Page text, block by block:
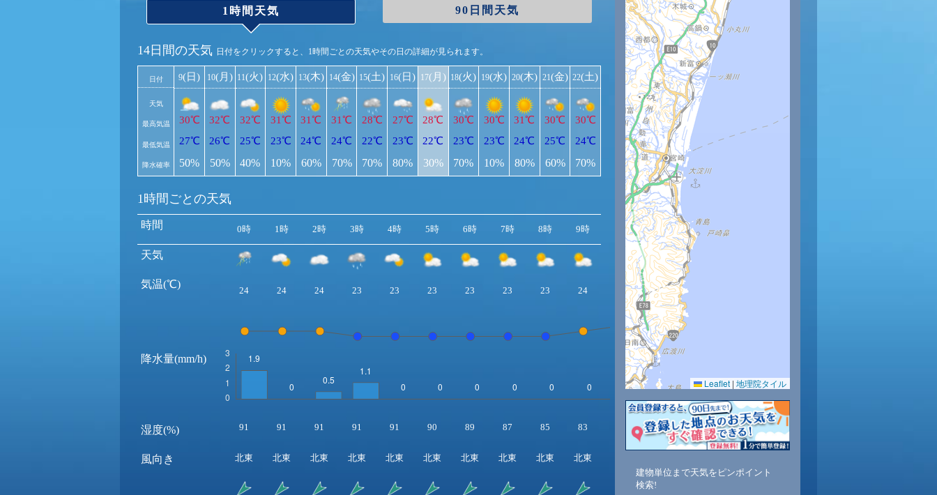
1時間天気 90日間天気
14日間の天気 日付をクリックすると、1時間ごとの天気やその日の詳細が見られます。
日付
天気
最高気温
最低気温
降水確率
9(日)
30℃
27℃
50%
10(月)
32℃
26℃
50%
11(火)
32℃
25℃
40%
12(水)
31℃
23℃
10%
13(木)
31℃
24℃
60%
14(金)
31℃
24℃
70%
15(土)
28℃
22℃
70%
16(日)
27℃
23℃
80%
17(月)
28℃
22℃
30%
18(火)
30℃
23℃
70%
19(水)
30℃
23℃
10%
20(木)
31℃
24℃
80%
21(金)
30℃
25℃
60%
22(土)
30℃
24℃
70%
1時間ごとの天気
時間
天気
気温(℃)
降水量(mm/h)
湿度(%)
風向き
0時 1時 2時 3時 4時 5時 6時 7時 8時 9時 10時 11時 12時 13時
24 24 24 23 23 23 23 23 23 24 26
91 91 91 91 91 90 89 87 85 83 77 75 70 71
北東 北東 北東 北東 北東 北東 北東 北東 北東 北東
Leaflet | 地理院タイル
建物単位まで天気をピンポイント
検索!